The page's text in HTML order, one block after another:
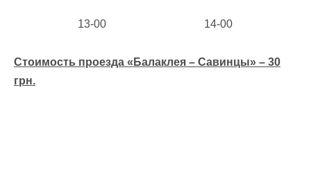
13-00 14-00
Стоимость проезда «Балаклея – Савинцы» – 30
грн.